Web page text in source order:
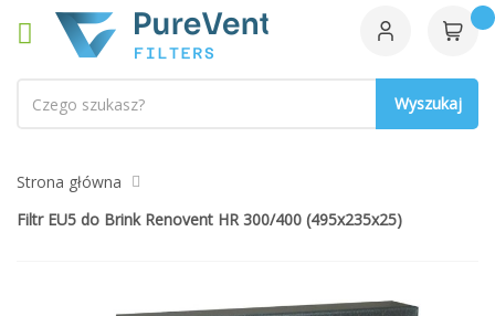
Strona główna
Filtr EU5 do Brink Renovent HR 300/400 (495x235x25)